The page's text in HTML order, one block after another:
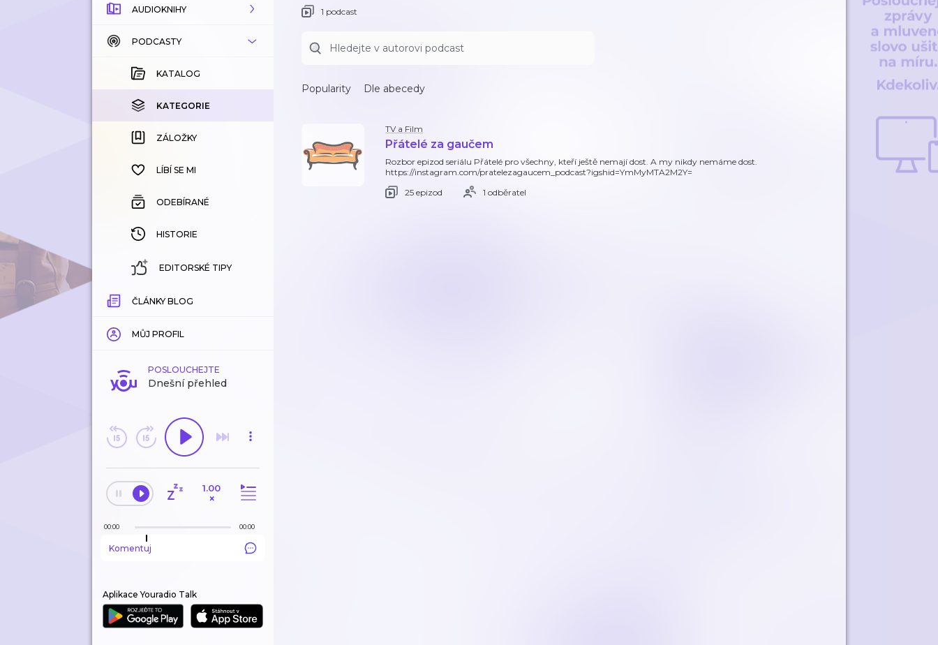
AUDIOKNIHY
KATALOG
KOUPENÉ
KATEGORIE
ZÁLOŽKY
HISTORIE
PODCASTY
KATALOG
KATEGORIE
ZÁLOŽKY
LÍBÍ SE MI
ODEBÍRANÉ
HISTORIE
EDITORSKÉ TIPY
ČLÁNKY BLOG
MŮJ PROFIL
POSLOUCHEJTE
Dnešní přehled
1.00
×
00:00 00:00
Komentuj
Aplikace Youradio Talk
1 podcast
Popularity Dle abecedy
TV a Film
Přátelé za gaučem
Rozbor epizod seriálu Přátelé pro všechny, kteří ještě nemají dost. A my nikdy nemáme dost.
https://instagram.com/pratelezagaucem_podcast?igshid=YmMyMTA2M2Y=
25 epizod
1 odběratel